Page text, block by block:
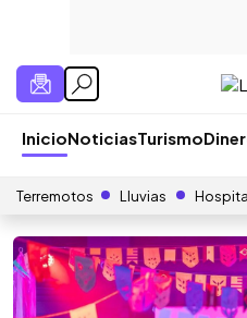
InicioNoticiasTurismo
Terremotos Lluvias